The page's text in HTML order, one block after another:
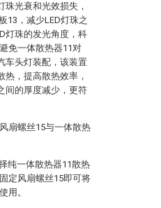
珠光衰和光效损失，
13，减少LED灯珠之
灯珠的发光角度，科
免一体散热器11对
车头灯装配，该装置
热，提高散热效率，
间的厚度减少，更符
扇螺丝15与一体散热
纯一体散热器11散热
定风扇螺丝15即可将
用。